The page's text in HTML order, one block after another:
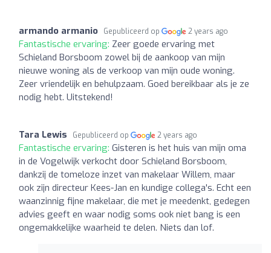
armando armanio Gepubliceerd op 2 years ago
Fantastische ervaring: Zeer goede ervaring met
Schieland Borsboom zowel bij de aankoop van mijn
nieuwe woning als de verkoop van mijn oude woning.
Zeer vriendelijk en behulpzaam. Goed bereikbaar als je ze
nodig hebt. Uitstekend!
Tara Lewis Gepubliceerd op 2 years ago
Fantastische ervaring: Gisteren is het huis van mijn oma
in de Vogelwijk verkocht door Schieland Borsboom,
dankzij de tomeloze inzet van makelaar Willem, maar
ook zijn directeur Kees-Jan en kundige collega's. Echt een
waanzinnig fijne makelaar, die met je meedenkt, gedegen
advies geeft en waar nodig soms ook niet bang is een
ongemakkelijke waarheid te delen. Niets dan lof.